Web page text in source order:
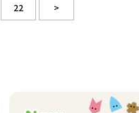
22 >